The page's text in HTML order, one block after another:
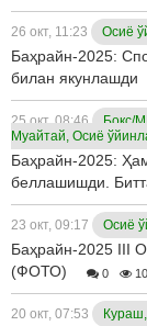
26 окт, 11:23 Осиё
Баҳрайн-2025:
билан якунлашди
25 окт, 08:46
Бокс/
Муайтай, Осиё
Баҳрайн-2025:
беллашишди.
23 окт, 09:17 Осиё
Баҳрайн-2025 III
(ФОТО)
0
20 окт, 07:53